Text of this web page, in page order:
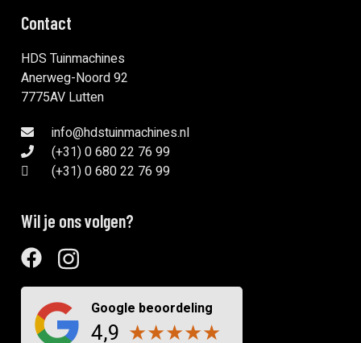
Contact
HDS Tuinmachines
Anerweg-Noord 92
7775AV Lutten
info@hdstuinmachines.nl
(+31) 0 680 22 76 99
(+31) 0 680 22 76 99
Wil je ons volgen?
Google beoordeling
4,9 ★★★★★